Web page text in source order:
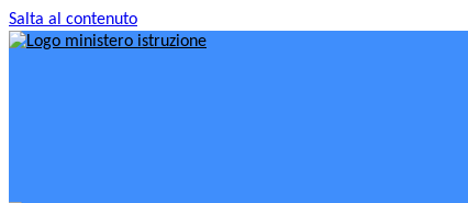
Salta al contenuto